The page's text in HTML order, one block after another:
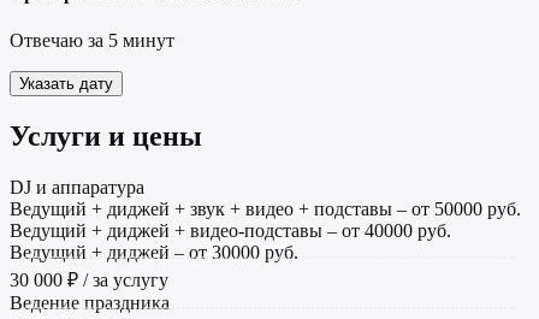
Отвечаю за 5 минут
Указать дату
Услуги и цены
DJ и аппаратура
Ведущий + диджей + звук + видео + подставы – от 50000 руб.
Ведущий + диджей + видео-подставы – от 40000 руб.
Ведущий + диджей – от 30000 руб.
30 000 ₽ / за услугу
Ведение праздника